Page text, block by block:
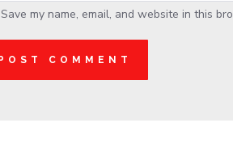
Save my name, email, and website in this